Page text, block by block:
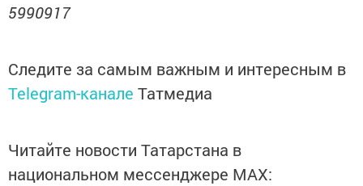
5990917
Следите за самым важным и интересным в
Telegram-канале Татмедиа
Читайте новости Татарстана в
национальном мессенджере MАХ: